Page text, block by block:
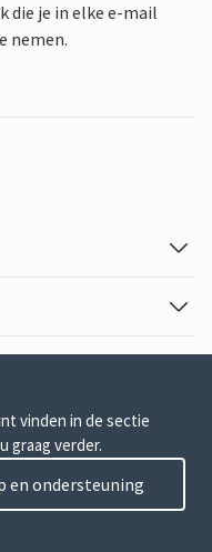
die je in elke e-mail
nemen.
vinden in de sectie
graag verder.
en ondersteuning